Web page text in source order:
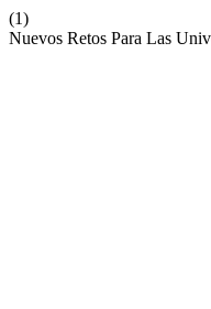
(1)
Nuevos Retos Para Las